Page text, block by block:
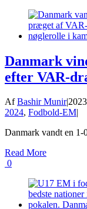
Danmark
efter VAR-
AfBashir Munir|
2024, Fodbold-EM|
Danmark vandt en
Read More
0